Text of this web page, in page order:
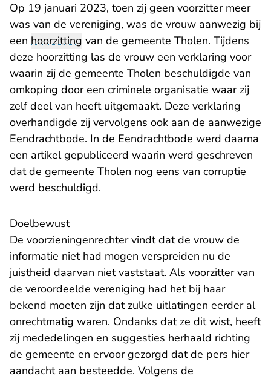
Op 19 januari 2023, toen zij geen voorzitter meer
was van de vereniging, was de vrouw aanwezig bij
een hoorzitting van de gemeente Tholen. Tijdens
deze hoorzitting las de vrouw een verklaring voor
waarin zij de gemeente Tholen beschuldigde van
omkoping door een criminele organisatie waar zij
zelf deel van heeft uitgemaakt. Deze verklaring
overhandigde zij vervolgens ook aan de aanwezige
Eendrachtbode. In de Eendrachtbode werd daarna
een artikel gepubliceerd waarin werd geschreven
dat de gemeente Tholen nog eens van corruptie
werd beschuldigd.
Doelbewust
De voorzieningenrechter vindt dat de vrouw de
informatie niet had mogen verspreiden nu de
juistheid daarvan niet vaststaat. Als voorzitter van
de veroordeelde vereniging had het bij haar
bekend moeten zijn dat zulke uitlatingen eerder al
onrechtmatig waren. Ondanks dat ze dit wist, heeft
zij mededelingen en suggesties herhaald richting
de gemeente en ervoor gezorgd dat de pers hier
aandacht aan besteedde. Volgens de